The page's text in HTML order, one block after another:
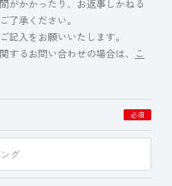
がかかったり、お返事しかねる
了承ください。
記入をお願いいたします。
するお問い合わせの場合は、
こ
必須